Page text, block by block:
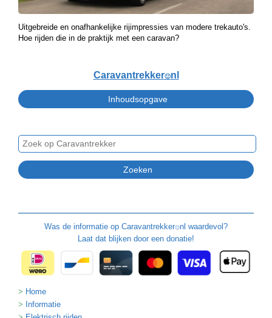
Uitgebreide en onafhankelijke rijimpressies van modere trekauto's.
Hoe rijden die in de praktijk met een caravan?
Caravantrekker🙂nl
Was de informatie op Caravantrekker🙂nl waardevol?
Laat dat blijken door een donatie!
Home
Informatie